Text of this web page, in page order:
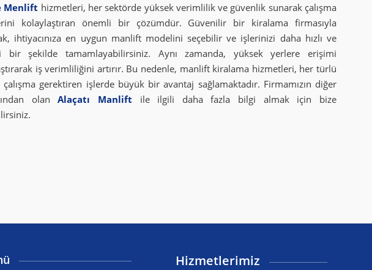
Menlift hizmetleri, her sektörde yüksek verimlilik ve güvenlik sunarak çalışma
kolaylaştıran önemli bir çözümdür. Güvenilir bir kiralama firmasıyla
ihtiyacınıza en uygun manlift modelini seçebilir ve işlerinizi daha hızlı ve
bir şekilde tamamlayabilirsiniz. Aynı zamanda, yüksek yerlere erişimi
iş verimliliğini artırır. Bu nedenle, manlift kiralama hizmetleri, her türlü
çalışma gerektiren işlerde büyük bir avantaj sağlamaktadır. Firmamızın diğer
olanAlaçatı Manlift ile ilgili daha fazla bilgi almak için bize
Hizmetlerimiz